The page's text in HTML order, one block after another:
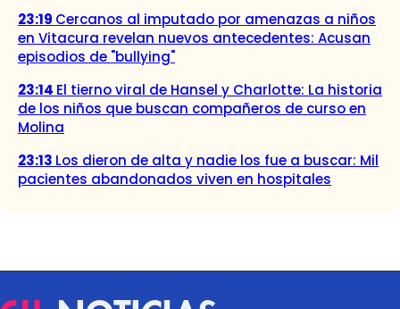
23:19 Cercanos al imputado por amenazas a niños
en Vitacura revelan nuevos antecedentes: Acusan
episodios de "bullying"
23:14 El tierno viral de Hansel y Charlotte: La historia
de los niños que buscan compañeros de curso en
Molina
23:13 Los dieron de alta y nadie los fue a buscar: Mil
pacientes abandonados viven en hospitales